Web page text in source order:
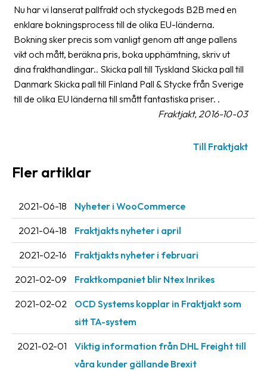
Nedladdningar
Streckkodsläsare
Kundtjänst
Om
Medarbetare
Jobb
&
karriär
Nyhetsarkiv
Kontakta
Villkor
Nu har vi lanserat pallfrakt och styckegods B2B med en
enklare bokningsprocess till de olika EU-länderna.
Bokning sker precis som vanligt genom att ange pallens
vikt och mått, beräkna pris, boka upphämtning, skriv ut
dina frakthandlingar.. Skicka pall till Tyskland Skicka pall till
Danmark Skicka pall till Finland Pall & Stycke från Sverige
till de olika EU länderna till smått fantastiska priser. .
Fraktjakt, 2016-10-03
Till Fraktjakt
Fler artiklar
2021-06-18 Nyheter i WooCommerce
2021-04-18 Fraktjakts nyheter i april
2021-02-16 Fraktjakts nyheter i februari
2021-02-09 Fraktkompaniet blir Ntex Inrikes
2021-02-02
OCD Systems kopplar in Fraktjakt som
sitt TA-system
2021-02-01
Viktig information från DHL Freight till
våra kunder gällande Brexit